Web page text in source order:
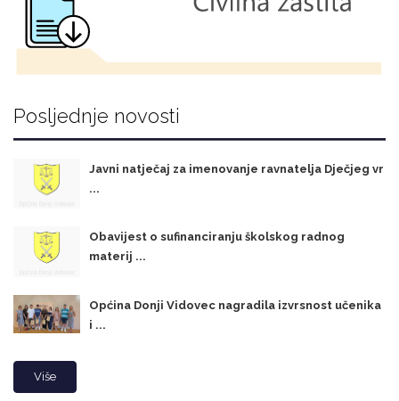
Posljednje novosti
Javni natječaj za imenovanje ravnatelja Dječjeg vr
...
Obavijest o sufinanciranju školskog radnog
materij ...
Općina Donji Vidovec nagradila izvrsnost učenika
i ...
Više